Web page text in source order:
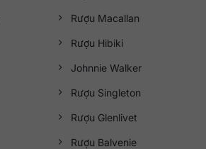
Rượu Macallan
Rượu Hibiki
Johnnie Walker
Rượu Singleton
Rượu Glenlivet
Rượu Balvenie